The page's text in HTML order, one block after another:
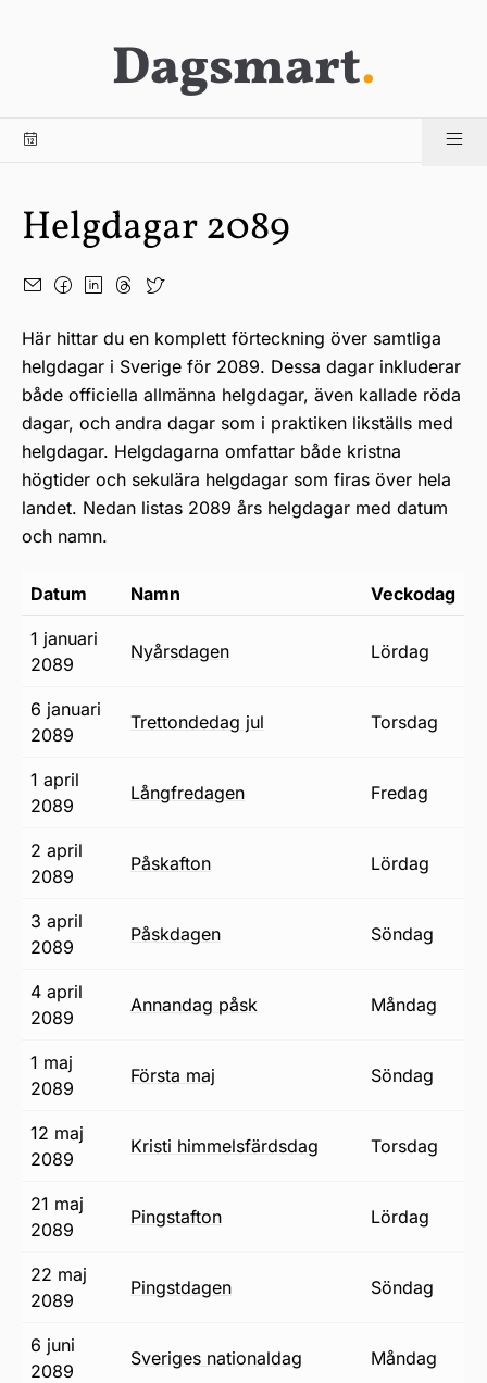
Dagsmart.
Helgdagar 2089
Här hittar du en komplett förteckning över samtliga
helgdagar i Sverige för 2089. Dessa dagar inkluderar
både officiella allmänna helgdagar, även kallade röda
dagar, och andra dagar som i praktiken likställs med
helgdagar. Helgdagarna omfattar både kristna
högtider och sekulära helgdagar som firas över hela
landet. Nedan listas 2089 års helgdagar med datum
och namn.
Datum Namn Veckodag
1 januari
2089
nyårsdagen lördag
6 januari
2089
trettondedag jul torsdag
1 april
2089
långfredagen fredag
2 april
2089
påskafton lördag
3 april
2089
påskdagen söndag
4 april
2089
annandag påsk måndag
1 maj
2089
första maj söndag
12 maj
2089
Kristi himmelsfärdsdag torsdag
21 maj
2089
pingstafton lördag
22 maj
2089
pingstdagen söndag
6 juni
2089
Sveriges nationaldag måndag